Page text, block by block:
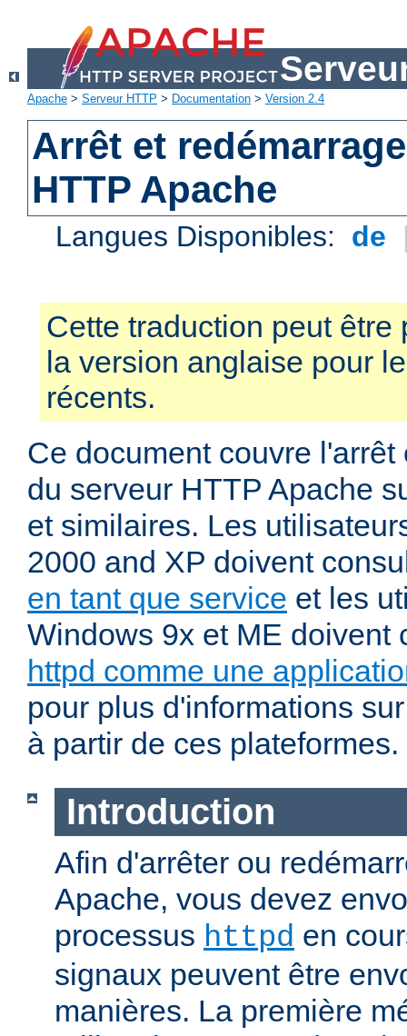
Apache > Serveur HTTP > Documentation > Version 2.4
Arrêt et
HTTP Apache
Langues Disponibles: de
Cette traduction peut être
la version anglaise pour
récents.
Ce document couvre
du serveur HTTP Apache
et similaires. Les
2000 and XP doivent
en tant que service et les
Windows 9x et ME doivent
httpd comme une
pour plus d'informations
à partir de ces plateformes.
Introduction
Afin d'arrêter ou
Apache, vous devez
processus httpd en
signaux peuvent être
manières. La première